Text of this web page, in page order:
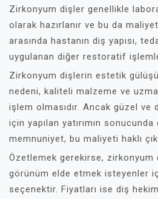
Zirkonyum dişler genellikle
olarak hazırlanır ve bu da
arasında hastanın diş yapısı,
uygulanan diğer restoratif
Zirkonyum dişlerin estetik
nedeni, kaliteli malzeme ve
işlem olmasıdır. Ancak güzel ve
için yapılan yatırımın
memnuniyet, bu maliyeti haklı
Özetlemek gerekirse,
görünüm elde etmek isteyenler
seçenektir. Fiyatları ise diş